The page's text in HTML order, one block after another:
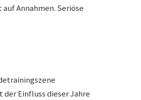
Annahmen. Seriöse
Einfluss dieser Jahre